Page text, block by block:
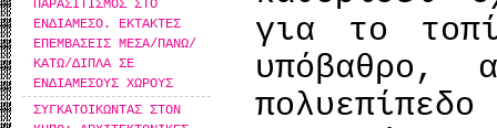
ΠΑΡΑΣΙΤΙΣΜΟΣ ΣΤΟ
ΕΝΔΙΑΜΕΣΟ. ΕΚΤΑΚΤΕΣ
ΕΠΕΜΒΑΣΕΙΣ ΜΕΣΑ/ΠΑΝΩ/
ΚΑΤΩ/ΔΙΠΛΑ ΣΕ
ΕΝΔΙΑΜΕΣΟΥΣ ΧΩΡΟΥΣ
ΣΥΓΚΑΤΟΙΚΩΝΤΑΣ ΣΤΟΝ
για το
υπόβαθρο,